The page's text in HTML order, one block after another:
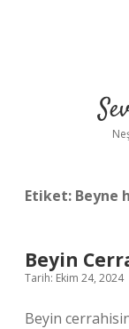
Etiket: Beyne
Beyin
Tarih: Ekim 24, 2024
Beyin